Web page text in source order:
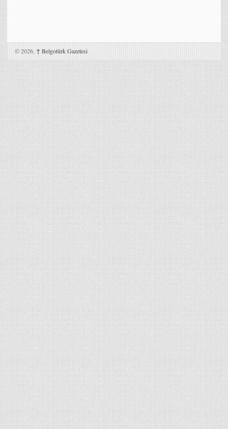
© 2026, ↑ Belgotürk Gazetesi